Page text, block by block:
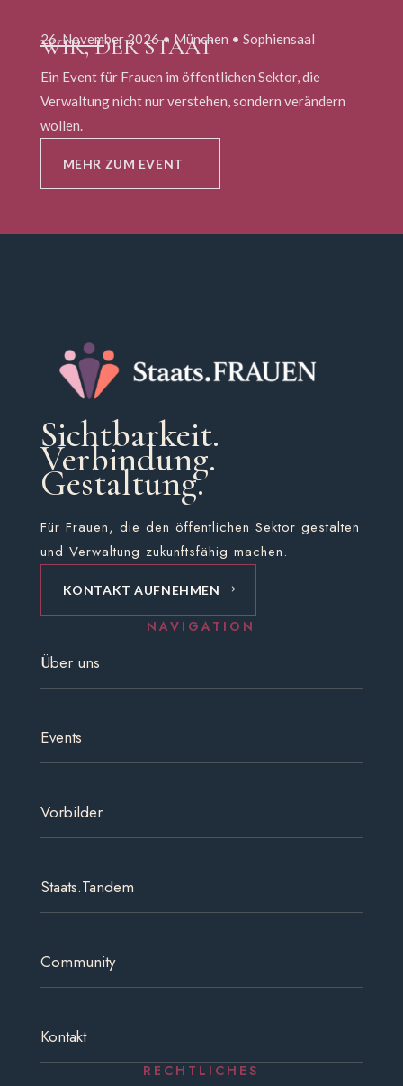
DEUTSCHLAND
WIR, DER STAAT
26. November 2026 • München • Sophiensaal
Ein Event für Frauen im öffentlichen Sektor, die
Verwaltung nicht nur verstehen, sondern verändern
wollen.
MEHR ZUM EVENT
Sichtbarkeit.
Verbindung.
Gestaltung.
Für Frauen, die den öffentlichen Sektor gestalten
und Verwaltung zukunftsfähig machen.
KONTAKT AUFNEHMEN
NAVIGATION
Über uns
Events
Vorbilder
Staats.Tandem
Community
Kontakt
RECHTLICHES